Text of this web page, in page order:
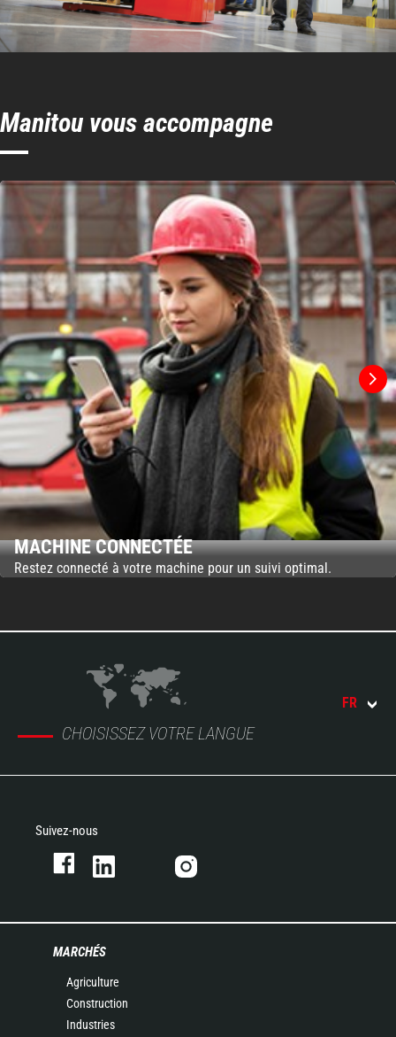
Manitou vous accompagne
MACHINE CONNECTÉE
Restez connecté à votre machine pour un suivi optimal.
CHOISISSEZ VOTRE LANGUE
FR
Suivez-nous
MARCHÉS
Agriculture
Construction
Industries